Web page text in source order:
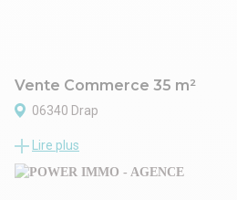
Vente Commerce 35 m²
06340 Drap
Idealement situé sur l'axe principal de
entre contes et Nice, emplacement
pleine expension.
Lire plus